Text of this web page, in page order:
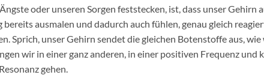
oder unseren Sorgen feststecken, ist, dass unser Gehirn
ausmalen und dadurch auch fühlen, genau gleich
Sprich, unser Gehirn sendet die gleichen Botenstoffe aus,
wir in einer ganz anderen, in einer positiven Frequenz und
gehen.